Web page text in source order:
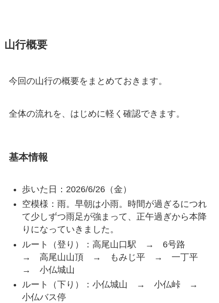
山行概要
今回の山行の概要をまとめておきます。
全体の流れを、はじめに軽く確認できます。
基本情報
歩いた日：2026/6/26（金）
空模様：雨。早朝は小雨。時間が過ぎるにつれ
て少しずつ雨足が強まって、正午過ぎから本降
りになっていきました。
ルート（登り）：高尾山口駅 → 6号路
→ 高尾山山頂 → もみじ平 → 一丁平
→ 小仏城山
ルート（下り）：小仏城山 → 小仏峠 →
小仏バス停